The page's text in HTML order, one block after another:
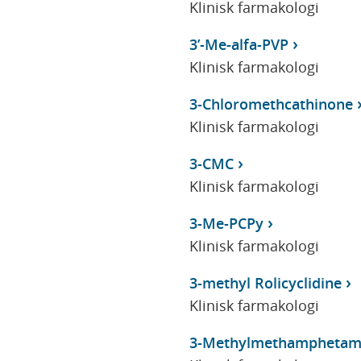
Klinisk farmakologi
3’-Me-alfa-PVP
Klinisk farmakologi
3-Chloromethcathinone
Klinisk farmakologi
3-CMC
Klinisk farmakologi
3-Me-PCPy
Klinisk farmakologi
3-methyl Rolicyclidine
Klinisk farmakologi
3-